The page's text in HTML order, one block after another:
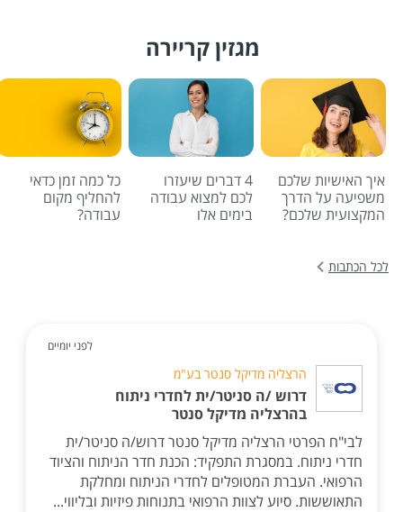
מגזין קריירה
איך האישיות שלכם
משפיעה על הדרך
המקצועית שלכם?
4 דברים שיעזרו
לכם למצוא עבודה
בימים אלו
כל כמה זמן כדאי
להחליף מקום
עבודה?
לכל הכתבות
לפני יומיים
הרצליה מדיקל סנטר בע"מ
דרוש /ה סניטר/ית לחדרי ניתוח
בהרצליה מדיקל סנטר
לבי"ח הפרטי הרצליה מדיקל סנטר דרוש/ה סניטר/ית
חדרי ניתוח. במסגרת התפקיד: הכנת חדר הניתוח והציוד
הרפואי. העברת המטופלים לחדרי הניתוח ומחלקת
התאוששות. סיוע לצוות הרפואי בתנוחות פיזיות ובליווי...